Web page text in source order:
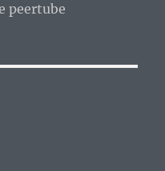
peertube